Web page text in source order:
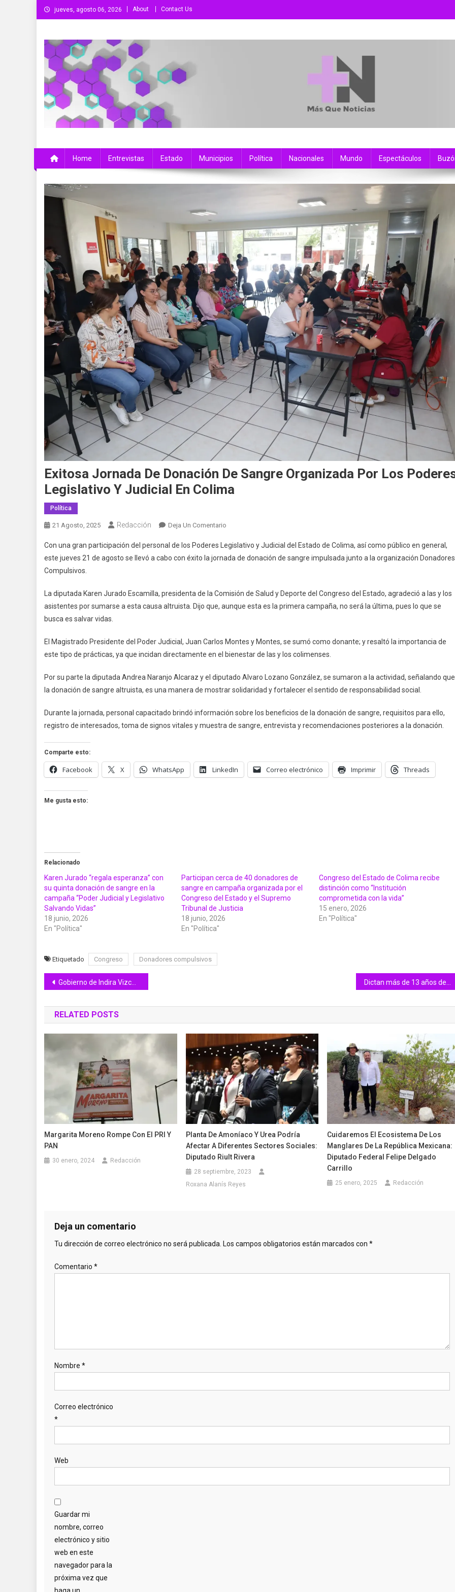
Saltar
al
jueves, agosto 06, 2026 About Contact Us
Home Entrevistas Estado Municipios Política Nacionales Mundo Espectáculos
Exitosa Jornada De Donación De Sangre Organizada Por Los
Legislativo Y Judicial En Colima
Política
21 Agosto, 2025 Redacción Deja Un Comentario
Jornada
De
Sangre
Organizada
Poderes
Legislativo
Judicial
En
Con una gran participación del personal de los Poderes Legislativo y Judicial del Estado de Colima, así como público en general,
este jueves 21 de agosto se llevó a cabo con éxito la jornada de donación de sangre impulsada junto a la organización Donadores
Compulsivos.
La diputada Karen Jurado Escamilla, presidenta de la Comisión de Salud y Deporte del Congreso del Estado, agradeció a las y los
asistentes por sumarse a esta causa altruista. Dijo que, aunque esta es la primera campaña, no será la última, pues lo que se
busca es salvar vidas.
El Magistrado Presidente del Poder Judicial, Juan Carlos Montes y Montes, se sumó como donante; y resaltó la importancia de
este tipo de prácticas, ya que incidan directamente en el bienestar de las y los colimenses.
Por su parte la diputada Andrea Naranjo Alcaraz y el diputado Alvaro Lozano González, se sumaron a la actividad, señalando que
la donación de sangre altruista, es una manera de mostrar solidaridad y fortalecer el sentido de responsabilidad social.
Durante la jornada, personal capacitado brindó información sobre los beneficios de la donación de sangre, requisitos para ello,
registro de interesados, toma de signos vitales y muestra de sangre, entrevista y recomendaciones posteriores a la donación.
Comparte esto:
Facebook X WhatsApp LinkedIn Correo electrónico Imprimir Threads
Me gusta esto:
Relacionado
Karen Jurado “regala esperanza” con
su quinta donación de sangre en la
campaña “Poder Judicial y Legislativo
Salvando Vidas”
18 junio, 2026
En "Política"
Participan cerca de 40 donadores de
sangre en campaña organizada por el
Congreso del Estado y el Supremo
Tribunal de Justicia
18 junio, 2026
En "Política"
Congreso del Estado de Colima recibe
distinción como “Institución
comprometida con la vida”
15 enero, 2026
En "Política"
Etiquetado Congreso Donadores compulsivos
Navegación
de
entradas
Gobierno de Indira Vizcaíno impulsa el autoempleo y fortalece nuevos negocios en Colima
RELATED POSTS
Margarita Moreno Rompe Con El PRI Y
PAN
30 enero, 2024 Redacción
Planta De Amoníaco Y Urea Podría
Afectar A Diferentes Sectores Sociales:
Diputado Riult Rivera
28 septiembre, 2023
Roxana Alanís Reyes
Cuidaremos El Ecosistema De Los
Manglares De La República Mexicana:
Diputado Federal Felipe Delgado
Carrillo
25 enero, 2025 Redacción
Deja un comentario
Tu dirección de correo electrónico no será publicada. Los campos obligatorios están marcados con *
Comentario *
Nombre *
Correo electrónico
*
Web
Guardar mi
nombre, correo
electrónico y sitio
web en este
navegador para la
próxima vez que
haga un